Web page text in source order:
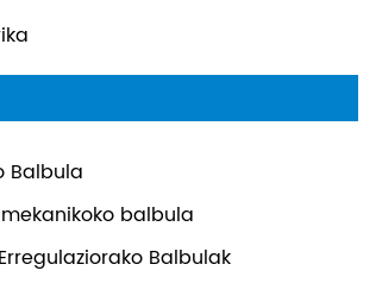
Balbula
balbula
Balbulak